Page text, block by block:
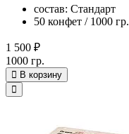
состав: Стандарт
50 конфет / 1000 гр.
1 500 ₽
1000 гр.
В корзину